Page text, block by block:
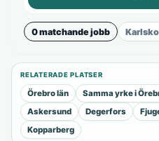
0 matchande jobb
RELATERADE PLATSER
Örebro län Samma yrke i
Askersund
Degerfors
Kopparberg